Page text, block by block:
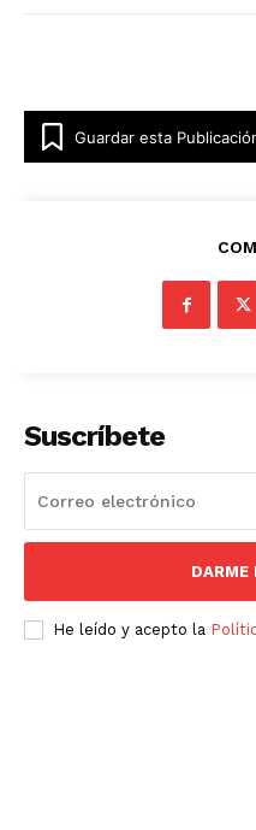
Guardar esta
Suscríbete
DARME
He leído y acepto la